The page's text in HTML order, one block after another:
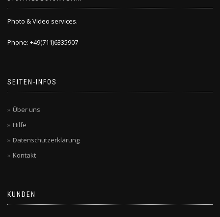
Photo & Video services.
Phone: +49(711)6335907
SEITEN-INFOS
Über uns
Hilfe
Datenschutzerklärung
Kontakt
KUNDEN